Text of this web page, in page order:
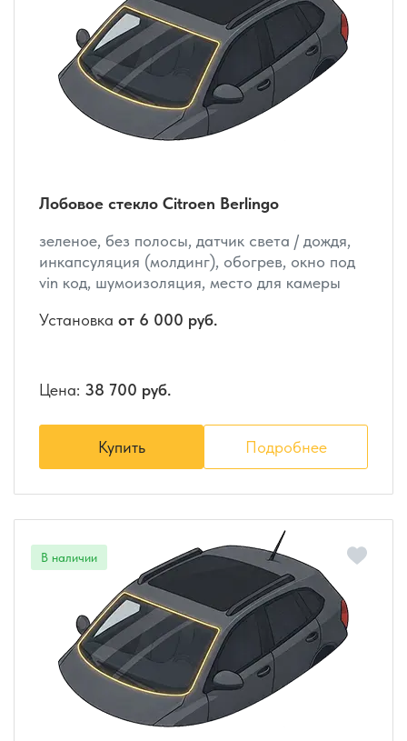
Лобовое стекло Citroen Berlingo
зеленое, без полосы, датчик света / дождя,
инкапсуляция (молдинг), обогрев, окно под
vin код, шумоизоляция, место для камеры
Установка от 6 000 руб.
Цена: 38 700 руб.
Купить Подробнее